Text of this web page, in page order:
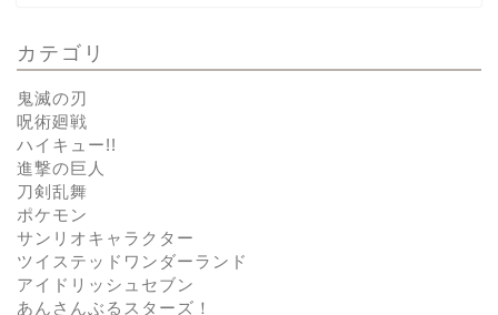
カテゴリ
鬼滅の刃
呪術廻戦
ハイキュー!!
進撃の巨人
刀剣乱舞
ポケモン
サンリオキャラクター
ツイステッドワンダーランド
アイドリッシュセブン
あんさんぶるスターズ！